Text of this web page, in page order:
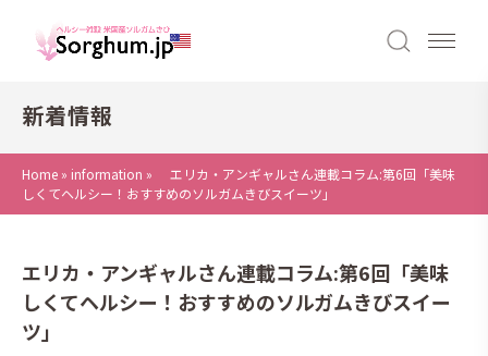
新着情報
Home » information »
エリカ・アンギャルさん連載コラム:第6回「美味
しくてヘルシー！おすすめのソルガムきびスイーツ」
エリカ・アンギャルさん連載コラム:第6回「美味
しくてヘルシー！おすすめのソルガムきびスイー
ツ」